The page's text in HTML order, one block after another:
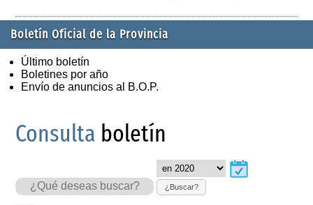
Boletín Oficial de la Provincia
Último boletín
Boletines por año
Envío de anuncios al B.O.P.
Consulta boletín
¿Buscar?